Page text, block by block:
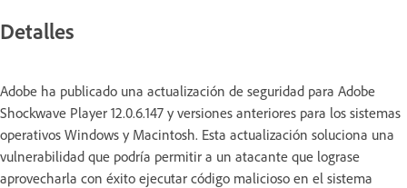
Detalles
Adobe ha publicado una actualización de seguridad para Adobe
Shockwave Player 12.0.6.147 y versiones anteriores para los sistemas
operativos Windows y Macintosh. Esta actualización soluciona una
vulnerabilidad que podría permitir a un atacante que lograse
aprovecharla con éxito ejecutar código malicioso en el sistema